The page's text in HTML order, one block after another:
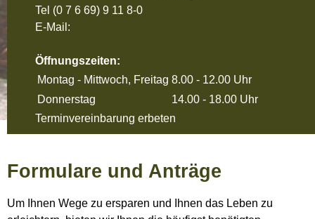
Tel (0 7 6 69) 9 11 8-0
E-Mail:
Öffnungszeiten:
Montag - Mittwoch, Freitag 8.00 - 12.00 Uhr
Donnerstag
14.00 - 18.00 Uhr
Terminvereinbarung erbeten
Formulare und Anträge
Um Ihnen Wege zu ersparen und Ihnen das Leben zu